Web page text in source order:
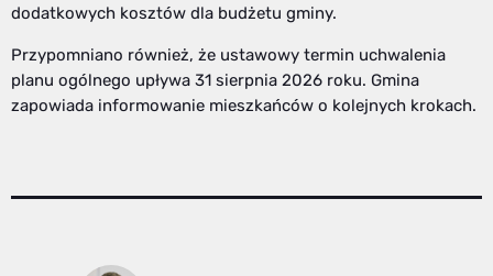
dodatkowych kosztów dla budżetu gminy.
Przypomniano również, że ustawowy termin uchwalenia
planu ogólnego upływa 31 sierpnia 2026 roku. Gmina
zapowiada informowanie mieszkańców o kolejnych krokach.